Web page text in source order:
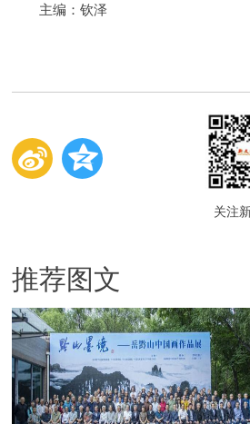
主编：钦泽
关注
推荐图文